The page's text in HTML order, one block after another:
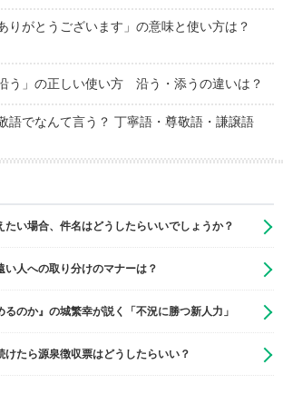
りがとうございます」の意味と使い方は？
う」の正しい使い方 沿う・添うの違いは？
語でなんて言う？ 丁寧語・尊敬語・謙譲語
たい場合、件名はどうしたらいいでしょうか？
い人への取り分けのマナーは？
るのか』の城繁幸が説く「不況に勝つ新人力」
けたら源泉徴収票はどうしたらいい？